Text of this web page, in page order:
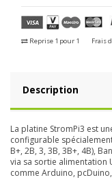
Reprise 1 pour 1 Frais de
Description
La platine StromPi3 est
configurable
B+, 2B, 3, 3B, 3B+, 4B),
via sa sortie alimentation
comme Arduino,